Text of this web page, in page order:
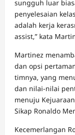
sungguh luar
penyelesaian
adalah kerja
assist,” kata
Martinez
dan opsi
timnya, yang
dan nilai-nilai
menuju
Sikap Ronaldo
Kecemerlangan